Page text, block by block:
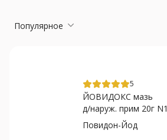
Популярное
5
ЙОВИДОКС мазь
д/наруж. прим 20г N1
Повидон-Йод